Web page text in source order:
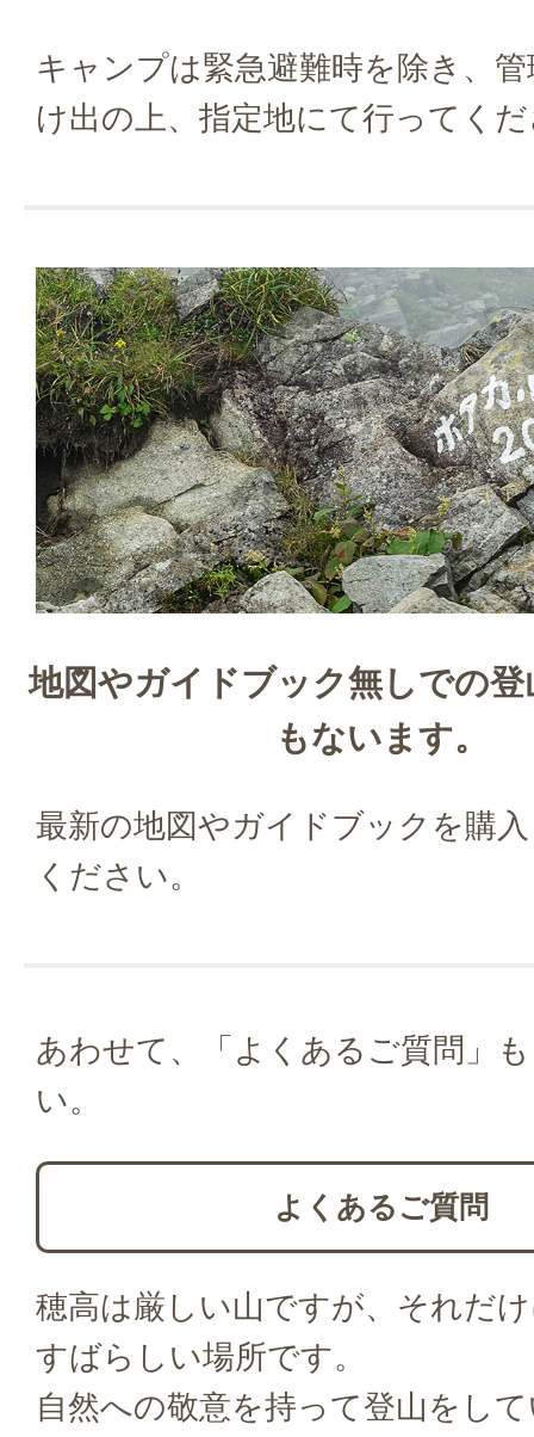
キャンプは緊急避難時を除き、
け出の上、指定地にて行ってく
地図やガイドブック無しでの
もないます。
最新の地図やガイドブックを購
ください。
あわせて、「よくあるご質問」
い。
よくあるご質問
穂高は厳しい山ですが、それだ
すばらしい場所です。
自然への敬意を持って登山をし